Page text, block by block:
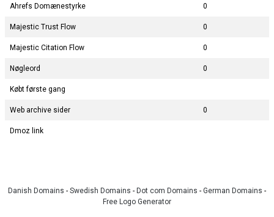
Ahrefs Domænestyrke 0
Majestic Trust Flow 0
Majestic Citation Flow 0
Nøgleord 0
Købt første gang
Web archive sider 0
Dmoz link
Danish Domains - Swedish Domains - Dot com Domains - German Domains -
Free Logo Generator